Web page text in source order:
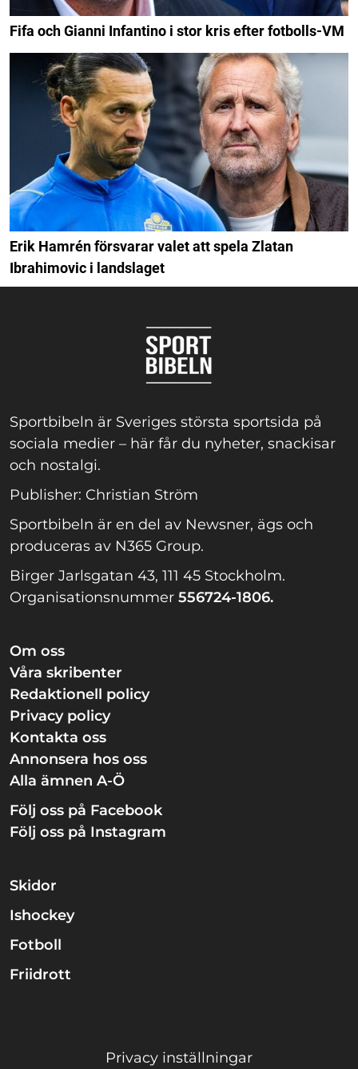
Fifa och Gianni Infantino i stor kris efter fotbolls-VM
Erik Hamrén försvarar valet att spela Zlatan
Ibrahimovic i landslaget
Sportbibeln är Sveriges största sportsida på
sociala medier – här får du nyheter, snackisar
och nostalgi.
Publisher: Christian Ström
Sportbibeln är en del av Newsner, ägs och
produceras av N365 Group.
Birger Jarlsgatan 43, 111 45 Stockholm.
Organisationsnummer 556724-1806.
Om oss
Våra skribenter
Redaktionell policy
Privacy policy
Kontakta oss
Annonsera hos oss
Alla ämnen A-Ö
Följ oss på Facebook
Följ oss på Instagram
Skidor
Ishockey
Fotboll
Friidrott
Privacy inställningar